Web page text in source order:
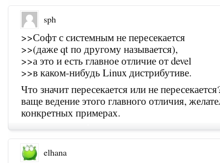
sph
>>Софт с системным не пересекается
>>(даже qt по другому называется),
>>а это и есть главное отличие от devel
>>в каком-нибудь Linux дистрибутиве.
Что значит пересекается или не
ваще ведение этого главного отличия,
конкретных примерах.
elhana